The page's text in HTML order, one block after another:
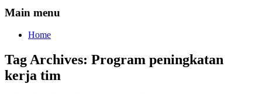
Main menu
Home
Tag Archives: Program peningkatan
kerja tim